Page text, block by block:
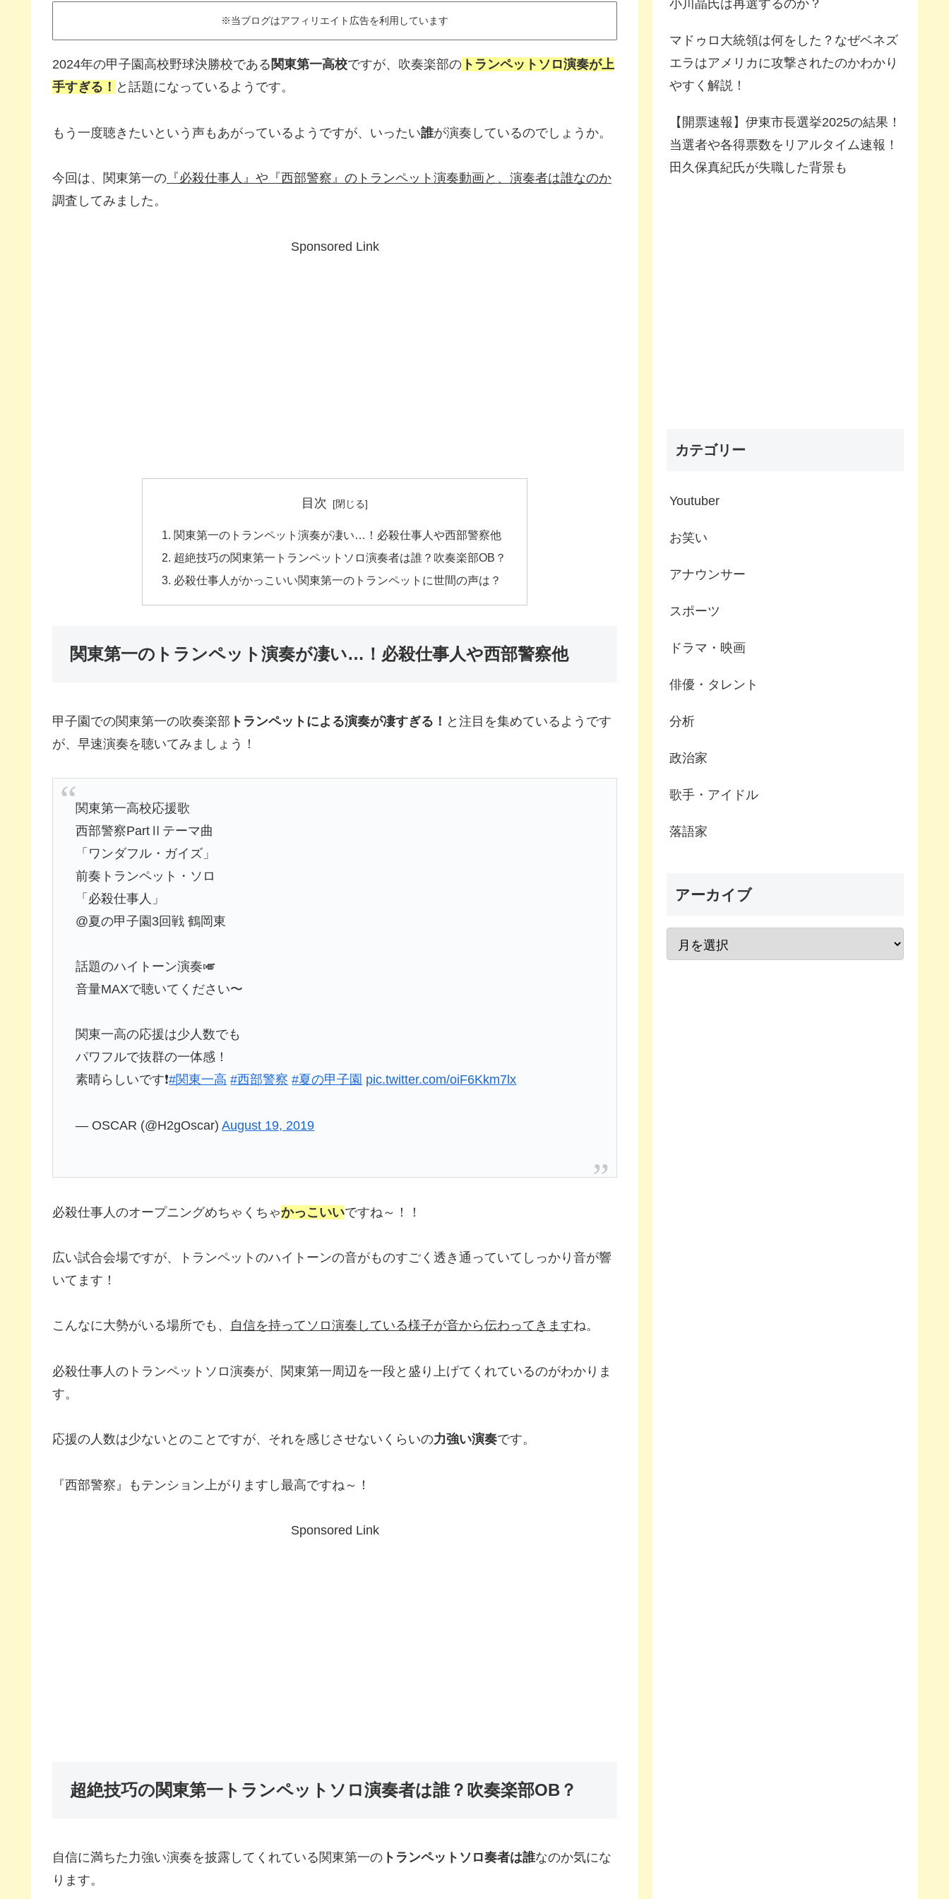
※当ブログはアフィリエイト広告を利用しています
2024年の甲子園高校野球決勝校である 関東第一高校ですが、吹奏楽部の トランペットソロ演奏が上
手すぎる！ と話題になっているようです。
もう一度聴きたいという声もあがっているようですが、いったい誰が演奏しているのでしょうか。
今回は、関東第一の 『必殺仕事人』や『西部警察』のトランペット演奏動画と、演奏者は誰なのか
調査してみました。
Sponsored Link
目次
関東第一のトランペット演奏が凄い…！必殺仕事人や西部警察他
超絶技巧の関東第一トランペットソロ演奏者は誰？吹奏楽部OB？
必殺仕事人がかっこいい関東第一のトランペットに世間の声は？
関東第一のトランペット演奏が凄い…！必殺仕事人や西部警察他
甲子園での関東第一の吹奏楽部 トランペットによる演奏が凄すぎる！ と注目を集めているようです
が、早速演奏を聴いてみましょう！
関東第一高校応援歌
西部警察PartⅡテーマ曲
「ワンダフル・ガイズ」
前奏トランペット・ソロ
「必殺仕事人」
@夏の甲子園3回戦 鶴岡東
話題のハイトーン演奏🎺
音量MAXで聴いてください〜
関東一高の応援は少人数でも
パワフルで抜群の一体感！
素晴らしいです❗#関東一高 #西部警察 #夏の甲子園 pic.twitter.com/oiF6Kkm7lx
— OSCAR (@H2gOscar)August 19, 2019
必殺仕事人のオープニングめちゃくちゃかっこいいですね～！！
広い試合会場ですが、トランペットのハイトーンの音がものすごく透き通っていてしっかり音が響
いてます！
こんなに大勢がいる場所でも、 自信を持ってソロ演奏している様子が音から伝わってきますね。
必殺仕事人のトランペットソロ演奏が、関東第一周辺を一段と盛り上げてくれているのがわかりま
す。
応援の人数は少ないとのことですが、それを感じさせないくらいの力強い演奏です。
『西部警察』もテンション上がりますし最高ですね～！
Sponsored Link
超絶技巧の関東第一トランペットソロ演奏者は誰？吹奏楽部OB？
自信に満ちた力強い演奏を披露してくれている関東第一の トランペットソロ奏者は誰なのか気にな
ります。
小川晶氏は再選するのか？
マドゥロ大統領は何をした？なぜベネズ
エラはアメリカに攻撃されたのかわかり
やすく解説！
【開票速報】伊東市長選挙2025の結果！
当選者や各得票数をリアルタイム速報！
田久保真紀氏が失職した背景も
カテゴリー
Youtuber
お笑い
アナウンサー
スポーツ
ドラマ・映画
俳優・タレント
分析
政治家
歌手・アイドル
落語家
アーカイブ